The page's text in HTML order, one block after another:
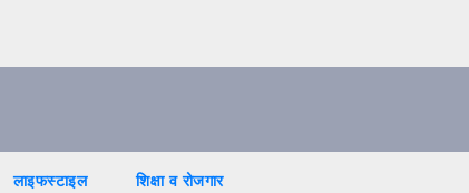
लाइफस्टाइल शिक्षा व रोजगार